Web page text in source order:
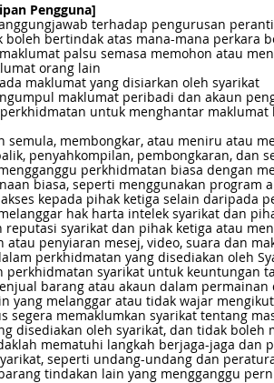
Pengguna]
terhadap pengurusan
boleh bertindak atas mana-mana perkara
palsu semasa memohon atau
orang lain
maklumat yang disiarkan oleh syarikat
maklumat peribadi dan akaun
untuk menghantar
semula, membongkar, atau meniru atau
penyahkompilan, pembongkaran, dan
perkhidmatan biasa dengan
biasa, seperti menggunakan program
kepada pihak ketiga selain daripada
hak harta intelek syarikat dan
reputasi syarikat dan pihak ketiga atau
atau penyiaran mesej, video, suara dan
perkhidmatan yang disediakan oleh
perkhidmatan syarikat untuk keuntungan
barang atau akaun dalam permainan
yang melanggar atau tidak wajar
segera memaklumkan syarikat tentang
disediakan oleh syarikat, dan tidak
mematuhi langkah berjaga-jaga
seperti undang-undang dan
tindakan lain yang mengganggu